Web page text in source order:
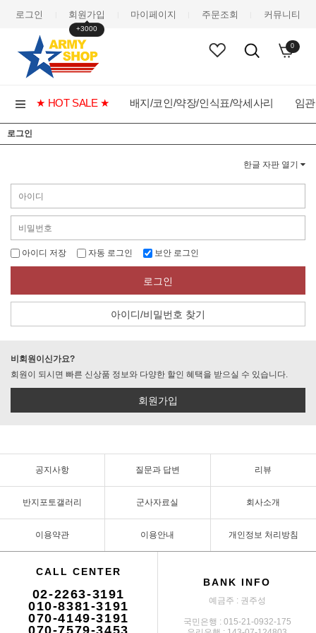
로그인 회원가입
+3000
마이페이지 주문조회 커뮤니티
0
★ HOT SALE ★ 배지/코인/약장/인식표/악세사리 임
로그인
한글 자판 열기
아이디 저장 자동 로그인 보안 로그인
로그인
아이디/비밀번호 찾기
비회원이신가요?
회원이 되시면 빠른 신상품 정보와 다양한 할인 혜택을 받으실 수 있습니다.
회원가입
공지사항 질문과 답변 리뷰
반지포토갤러리 군사자료실 회사소개
이용약관 이용안내 개인정보 처리방침
CALL CENTER
02-2263-3191
010-8381-3191
070-4149-3191
070-7579-3453
BANK INFO
예금주 : 권주성
국민은행 : 015-21-0932-175